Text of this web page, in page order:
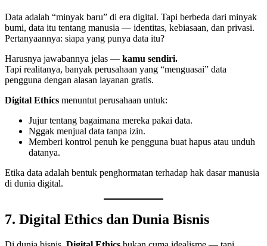
Data adalah “minyak baru” di era digital. Tapi berbeda dari minyak
bumi, data itu tentang manusia — identitas, kebiasaan, dan privasi.
Pertanyaannya: siapa yang punya data itu?
Harusnya jawabannya jelas — kamu sendiri.
Tapi realitanya, banyak perusahaan yang “menguasai” data
pengguna dengan alasan layanan gratis.
Digital Ethics menuntut perusahaan untuk:
Jujur tentang bagaimana mereka pakai data.
Nggak menjual data tanpa izin.
Memberi kontrol penuh ke pengguna buat hapus atau unduh
datanya.
Etika data adalah bentuk penghormatan terhadap hak dasar manusia
di dunia digital.
7. Digital Ethics dan Dunia Bisnis